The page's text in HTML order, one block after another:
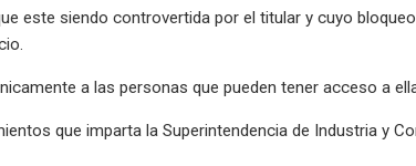
este siendo controvertida por el titular y cuyo
a las personas que pueden tener acceso a
que imparta la Superintendencia de Industria y